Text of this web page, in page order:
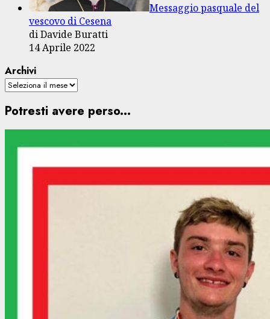
Messaggio pasquale del
vescovo di Cesena
di Davide Buratti
14 Aprile 2022
Archivi
Potresti avere perso...